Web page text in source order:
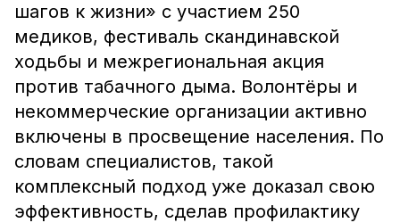
шагов к жизни» с участием 250
медиков, фестиваль скандинавской
ходьбы и межрегиональная акция
против табачного дыма. Волонтёры и
некоммерческие организации активно
включены в просвещение населения. По
словам специалистов, такой
комплексный подход уже доказал свою
эффективность, сделав профилактику